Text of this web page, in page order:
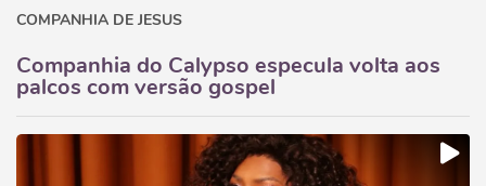
COMPANHIA DE JESUS
Companhia do Calypso especula volta aos
palcos com versão gospel